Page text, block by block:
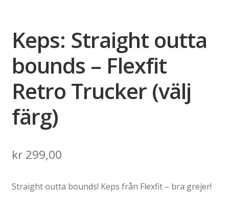
Keps: Straight outta
bounds – Flexfit
Retro Trucker (välj
färg)
kr299,00
Straight outta bounds! Keps från Flexfit – bra grejer!